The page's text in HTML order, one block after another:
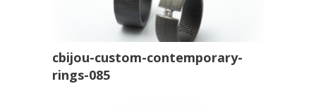
cbijou-custom-contemporary-
rings-085